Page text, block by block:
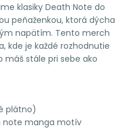
klasiky Death Note do
peňaženkou, ktorá dýcha
napätím. Tento merch
kde je každé rozhodnutie
máš stále pri sebe ako
plátno)
note manga motív